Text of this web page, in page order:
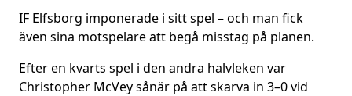
IF Elfsborg imponerade i sitt spel – och man fick
även sina motspelare att begå misstag på planen.
Efter en kvarts spel i den andra halvleken var
Christopher McVey sånär på att skarva in 3–0 vid